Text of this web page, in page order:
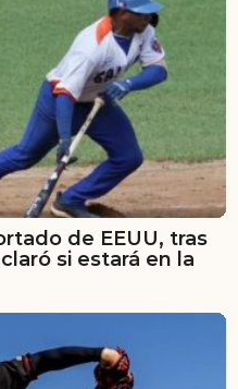
de EEUU, tras
si estará en la